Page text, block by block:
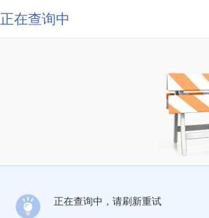
正在查询中
正在查询中，请刷新重试